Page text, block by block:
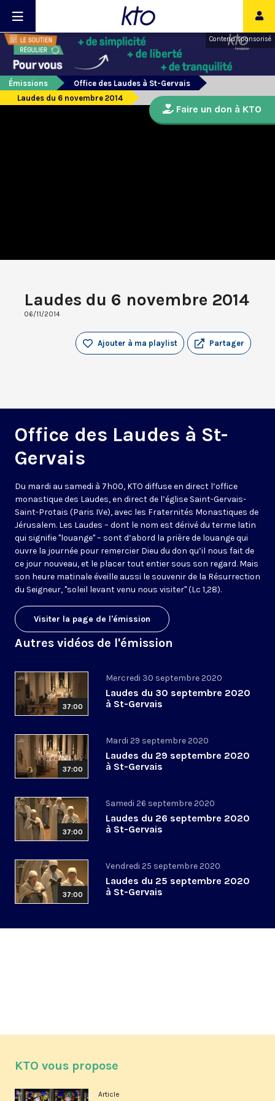
Contenu sponsorisé
Émissions
Office des Laudes à St-Gervais
Laudes du 6 novembre 2014
Laudes du 6 novembre 2014
06/11/2014
Partager
Ajouter à ma playlist
Office des Laudes à St-
Gervais
Du mardi au samedi à 7h00, KTO diffuse en direct l’office
monastique des Laudes, en direct de l’église Saint-Gervais-
Saint-Protais (Paris IVe), avec les Fraternités Monastiques de
Jérusalem. Les Laudes – dont le nom est dérivé du terme latin
qui signifie "louange" – sont d’abord la prière de louange qui
ouvre la journée pour remercier Dieu du don qu’il nous fait de
ce jour nouveau, et le placer tout entier sous son regard. Mais
son heure matinale éveille aussi le souvenir de la Résurrection
du Seigneur, "soleil levant venu nous visiter" (Lc 1,28).
Visiter la page de l'émission
Autres vidéos de l'émission
37:00
Mercredi 30 septembre 2020
Laudes du 30 septembre 2020
à St-Gervais
37:00
Mardi 29 septembre 2020
Laudes du 29 septembre 2020
à St-Gervais
37:00
Samedi 26 septembre 2020
Laudes du 26 septembre 2020
à St-Gervais
37:00
Vendredi 25 septembre 2020
Laudes du 25 septembre 2020
à St-Gervais
Faire un don à KTO
KTO vous propose
Article